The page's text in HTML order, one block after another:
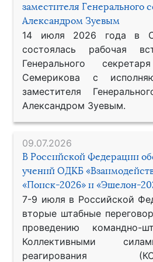
заместителя Генерального
Александром Зуевым
14 июля 2026 года в
состоялась рабочая
Генерального
Семерикова с
заместителя
Александром Зуевым.
09.07.2026
В Российской Федерации
учений ОДКБ
«Поиск-2026» и «Эшелон-
7-9 июля в Российской
вторые штабные
проведению командно-
Коллективными
реагирования